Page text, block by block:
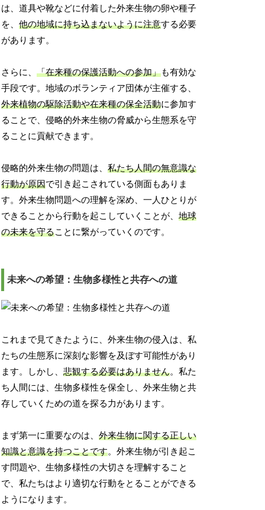
は、道具や靴などに付着した外来生物の卵や種子
を、他の地域に持ち込まないように注意する必要
があります。
さらに、「在来種の保護活動への参加」も有効な
手段です。地域のボランティア団体が主催する、
外来植物の駆除活動や在来種の保全活動に参加す
ることで、侵略的外来生物の脅威から生態系を守
ることに貢献できます。
侵略的外来生物の問題は、私たち人間の無意識な
行動が原因で引き起こされている側面もありま
す。外来生物問題への理解を深め、一人ひとりが
できることから行動を起こしていくことが、地球
の未来を守ることに繋がっていくのです。
未来への希望：生物多様性と共存への道
これまで見てきたように、外来生物の侵入は、私
たちの生態系に深刻な影響を及ぼす可能性があり
ます。しかし、悲観する必要はありません。私た
ち人間には、生物多様性を保全し、外来生物と共
存していくための道を探る力があります。
まず第一に重要なのは、外来生物に関する正しい
知識と意識を持つことです。外来生物が引き起こ
す問題や、生物多様性の大切さを理解すること
で、私たちはより適切な行動をとることができる
ようになります。